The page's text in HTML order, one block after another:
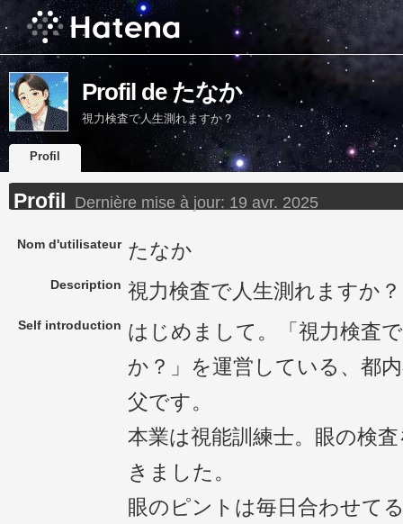
Profil de たなか
視力検査で人生測れますか？
Profil
Profil Dernière mise à jour: 19 avr. 2025
Nom d'utilisateur たなか
Description 視力検査で人生測れますか？
Self introduction はじめまして。「視力検査
か？」を運営している、都
父です。
本業は視能訓練士。眼の検
きました。
眼のピントは毎日合わせて